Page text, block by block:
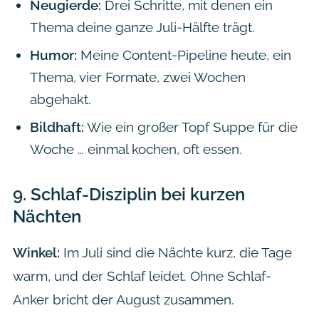
Neugierde: Drei Schritte, mit denen ein
Thema deine ganze Juli-Hälfte trägt.
Humor: Meine Content-Pipeline heute, ein
Thema, vier Formate, zwei Wochen
abgehakt.
Bildhaft: Wie ein großer Topf Suppe für die
Woche … einmal kochen, oft essen.
9. Schlaf-Disziplin bei kurzen
Nächten
Winkel: Im Juli sind die Nächte kurz, die Tage
warm, und der Schlaf leidet. Ohne Schlaf-
Anker bricht der August zusammen.